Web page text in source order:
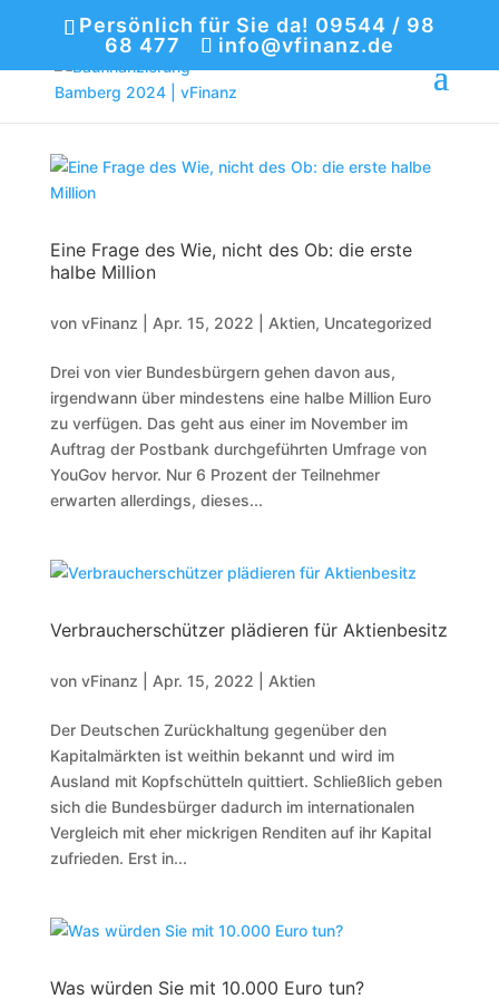
Persönlich für Sie da! 09544 / 98
68 477
info@vfinanz.de
Eine Frage des Wie, nicht des Ob: die erste
halbe Million
von vFinanz Apr. 15, 2022 Aktien, Uncategorized
Drei von vier Bundesbürgern gehen davon aus,
irgendwann über mindestens eine halbe Million Euro
zu verfügen. Das geht aus einer im November im
Auftrag der Postbank durchgeführten Umfrage von
YouGov hervor. Nur 6 Prozent der Teilnehmer
erwarten allerdings, dieses...
Verbraucherschützer plädieren für Aktienbesitz
von vFinanz Apr. 15, 2022 Aktien
Der Deutschen Zurückhaltung gegenüber den
Kapitalmärkten ist weithin bekannt und wird im
Ausland mit Kopfschütteln quittiert. Schließlich geben
sich die Bundesbürger dadurch im internationalen
Vergleich mit eher mickrigen Renditen auf ihr Kapital
zufrieden. Erst in...
Was würden Sie mit 10.000 Euro tun?